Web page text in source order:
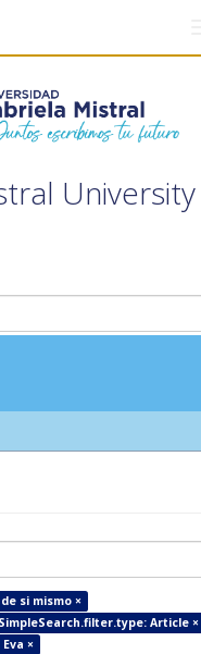
University
si mismo ×
Article ×
×